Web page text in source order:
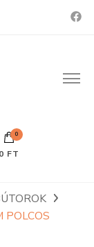
0
0 FT
POLCOS